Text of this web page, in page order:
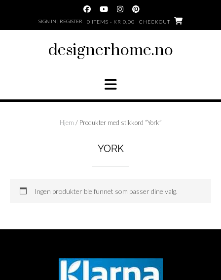
SIGN IN | REGISTER 0 ITEMS - KR 0,00 CHECKOUT
designerhome.no
Hjem / Produkter med stikkord “York”
YORK
Ingen produkter ble funnet som passer dine valg.